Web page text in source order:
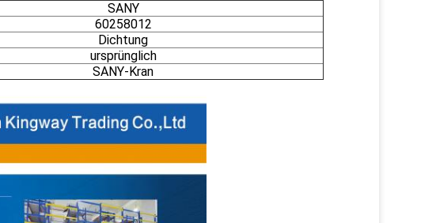
SANY
60258012
Dichtung
ursprünglich
SANY-Kran